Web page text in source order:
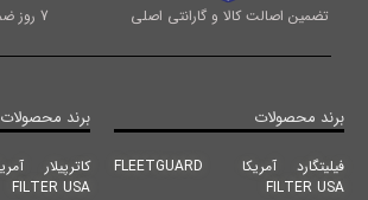
تضمین اصالت کالا و گارانتی اصلی 7 روز ضمانت بازگشت کالا
برند محصولات
فیلیتگارد آمریکا FLEETGUARD
FILTER USA
برند محصولات
FILTER USA